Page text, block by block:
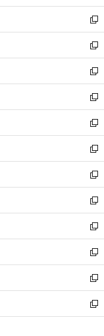
開
く
ウ
で
開
く
ン
ド
ウ
で
開
く
新
し
い
ウ
ィ
ン
ド
ウ
で
開
く
新
し
い
ウ
ィ
ン
ド
ウ
で
開
く
新
し
い
ウ
ィ
ン
ド
ウ
で
開
く
新
し
い
ウ
ィ
ン
ド
ウ
で
開
く
新
し
い
ウ
ィ
ン
ド
ウ
で
開
く
新
し
い
ウ
ィ
ン
ド
ウ
で
開
く
新
し
い
ウ
ィ
ン
ド
ウ
で
開
く
新
し
い
ウ
ィ
ン
ド
ウ
で
開
新
し
い
ウ
ィ
ン
ド
ウ
新
し
い
ウ
ィ
ン
新
し
い
ウ
新
し